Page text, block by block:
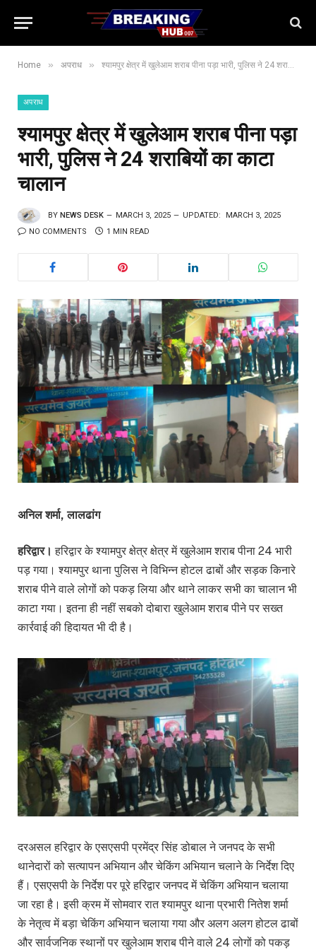
Home » अपराध » श्यामपुर क्षेत्र में खुलेआम शराब पीना पड़ा भारी, पुलिस ने 24 शराबियों का काटा चालान
अपराध
श्यामपुर क्षेत्र में खुलेआम शराब पीना पड़ा
भारी, पुलिस ने 24 शराबियों का काटा
चालान
BY NEWS DESK MARCH 3, 2025 UPDATED:
MARCH 3, 2025
NO COMMENTS
1 MIN READ
अनिल शर्मा, लालढांग
हरिद्वार। हरिद्वार के श्यामपुर क्षेत्र क्षेत्र में खुलेआम शराब पीना 24 भारी
पड़ गया। श्यामपुर थाना पुलिस ने विभिन्न होटल ढाबों और सड़क किनारे
शराब पीने वाले लोगों को पकड़ लिया और थाने लाकर सभी का चालान भी
काटा गया। इतना ही नहीं सबको दोबारा खुलेआम शराब पीने पर सख्त
कार्रवाई की हिदायत भी दी है।
दरअसल हरिद्वार के एसएसपी प्रमेंद्र सिंह डोबाल ने जनपद के सभी
थानेदारों को सत्यापन अभियान और चेकिंग अभियान चलाने के निर्देश दिए
हैं। एसएसपी के निर्देश पर पूरे हरिद्वार जनपद में चेकिंग अभियान चलाया
जा रहा है। इसी क्रम में सोमवार रात श्यामपुर थाना प्रभारी नितेश शर्मा
के नेतृत्व में बड़ा चेकिंग अभियान चलाया गया और अलग अलग होटल ढाबों
और सार्वजनिक स्थानों पर खुलेआम शराब पीने वाले 24 लोगों को पकड़